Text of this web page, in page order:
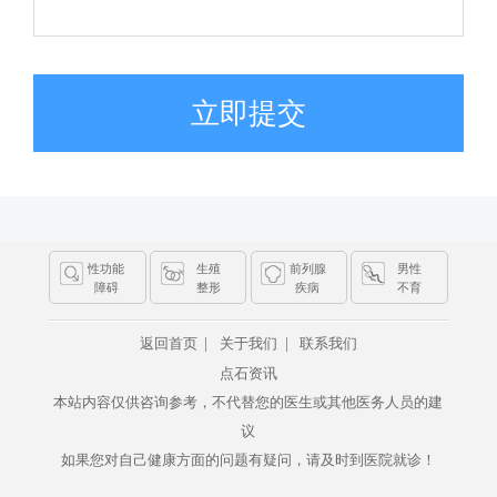
立即提交
性功能
障碍
生殖
整形
前列腺
疾病
男性
不育
返回首页 | 关于我们 |
联系我们
点石资讯
本站内容仅供咨询参考，不代替您的医生或其他医务人员的建
议
如果您对自己健康方面的问题有疑问，请及时到医院就诊！